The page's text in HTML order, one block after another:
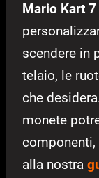
Mario Kart 7
scendere in
telaio, le
che
monete
alla nostra